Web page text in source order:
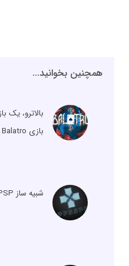
همچنین بخوانید...
بالاترو، یک
بازی Balatro
شبیه ساز PSP برای گوشی و کامپیوتر